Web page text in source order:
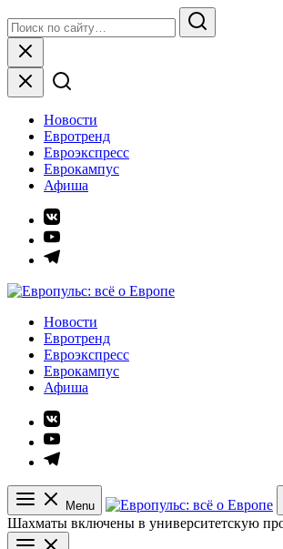
to
content
for:
Search
Close
Новости
Евротренд
Евроэкспресс
Еврокампус
Афиша
Элемент
меню
Элемент
меню
Элемент
Европульс: всё о Европе
Новости
Евротренд
Евроэкспресс
Еврокампус
Афиша
Элемент
меню
Элемент
меню
Элемент
Menu
Шахматы включены в университетскую